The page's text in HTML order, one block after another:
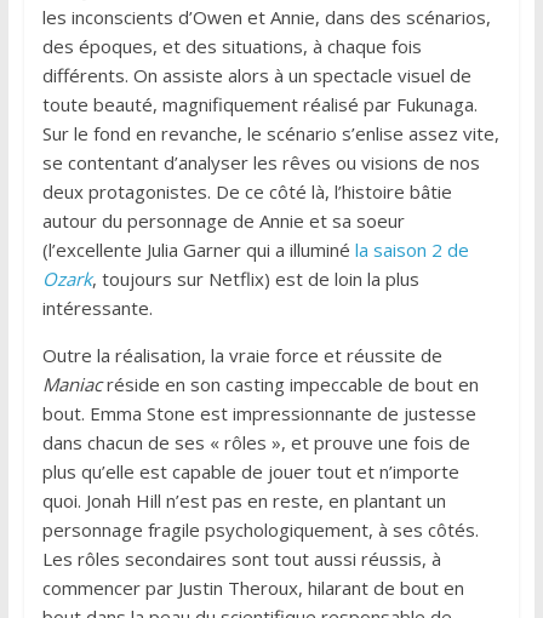
les inconscients d’Owen et Annie, dans des scénarios,
des époques, et des situations, à chaque fois
différents. On assiste alors à un spectacle visuel de
toute beauté, magnifiquement réalisé par Fukunaga.
Sur le fond en revanche, le scénario s’enlise assez vite,
se contentant d’analyser les rêves ou visions de nos
deux protagonistes. De ce côté là, l’histoire bâtie
autour du personnage de Annie et sa soeur
(l’excellente Julia Garner qui a illuminé la saison 2 de
Ozark, toujours sur Netflix) est de loin la plus
intéressante.
Outre la réalisation, la vraie force et réussite de
Maniacréside en son casting impeccable de bout en
bout. Emma Stone est impressionnante de justesse
dans chacun de ses « rôles », et prouve une fois de
plus qu’elle est capable de jouer tout et n’importe
quoi. Jonah Hill n’est pas en reste, en plantant un
personnage fragile psychologiquement, à ses côtés.
Les rôles secondaires sont tout aussi réussis, à
commencer par Justin Theroux, hilarant de bout en